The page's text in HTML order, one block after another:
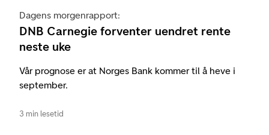
Dagens morgenrapport:
DNB Carnegie forventer uendret rente
neste uke
Vår prognose er at Norges Bank kommer til å heve i
september.
3 min lesetid